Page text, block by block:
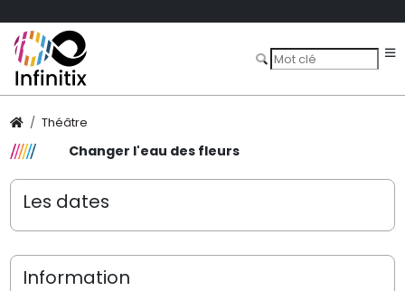
Théâtre
Changer l'eau des fleurs
Les dates
Information